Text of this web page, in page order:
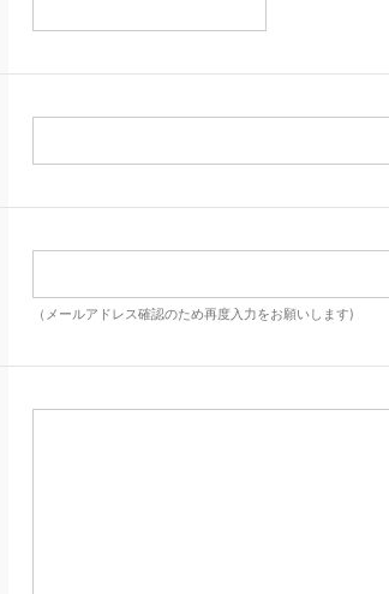
（メールアドレス確認のため再度入力をお願いします)